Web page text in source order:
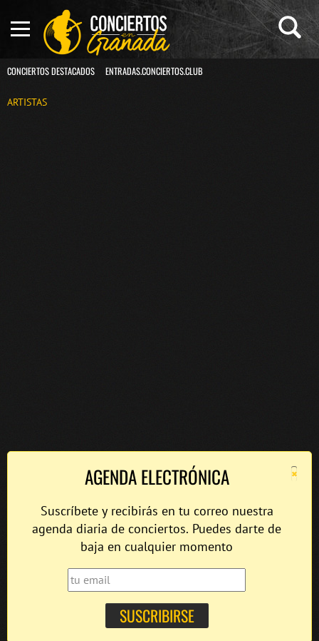
CONCIERTOS DESTACADOS ENTRADAS.CONCIERTOS.CLUB
ARTISTAS
×
AGENDA ELECTRÓNICA
Suscríbete y recibirás en tu correo nuestra
agenda diaria de conciertos. Puedes darte de
baja en cualquier momento